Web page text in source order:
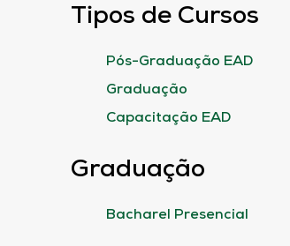
Tipos de Cursos
Pós-Graduação EAD
Graduação
Capacitação EAD
Graduação
Bacharel Presencial